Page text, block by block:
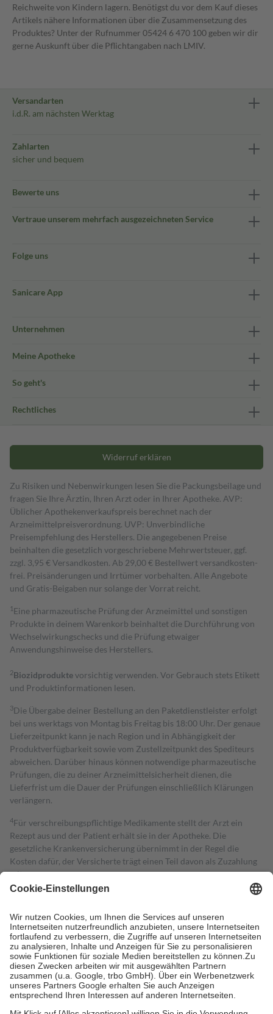
Reichweite von Kindern lagern. Benötigst du vor dem Kauf dieses
Artikels nähere Informationen über die Zusammensetzung des
Produktes? Unter der Rufnummer 05424 6 470 100 geben wir dir
gerne Auskunft über die Pflichtangaben nach LMIV.
Versandarten
i.d.R. am nächsten Werktag
Zahlarten
sicher und bequem
Bewerte uns
Vertraue unserem mehrfach ausgezeichneten Service
Folge uns
Sanicare App
Unternehmen
Meine Apotheke
So geht's
Rechtliches
Widerruf erklären
Zu Risiken und Nebenwirkungen lesen Sie die Packungsbeilage und
fragen Sie Ihre Ärztin, Ihren Arzt oder in Ihrer Apotheke. AVP:
Üblicher Apothekenverkaufspreis berechnet nach der
Arzneimittelpreisverordnung. UVP: Unverbindliche
Preisempfehlung des Herstellers. Die angegebenen Preise
beinhalten die gesetzlich vorgeschriebene Mehrwertsteuer, ggf.
zzgl. 3,95 € Versandkosten. Ab 29,00 € Bestell­wert versand­kosten­
frei. Preisänderungen und Irrtümer vorbehalten. Alle Angebote
und Gratis-Beigaben nur solange der Vorrat reicht.
1 Eine pharmazeutische Prüfung der Arzneimittel und sonstigen
Produkte in deinem Warenkorb beinhaltet die Durchführung von
Wechselwirkungschecks und die Prüfung etwaiger
Anwendungshinweise des Herstellers.
2Biozidproduktevorsichtig verwenden. Vor Gebrauch stets Etikett
und Produktinformationen lesen.
3Die Übergabe deiner Bestellung an den Paketdienstleister erfolgt
bei uns werktags von Montag bis Freitag bis 18:00 Uhr. Der genaue
Lieferzeitpunkt kann je nach Region und in Abhängigkeit der
Produktverfügbarkeit sowie vom Zustellzeitpunkt des Spediteurs
abweichen. Darüber hinaus können notwendige pharmazeutische
Prüfungen, die zu deiner Arzneimittelsicherheit dienen, die
Lieferfrist um die Dauer der Prüfungen einschließlich Klärungen
verlängern.
4Für verschreibungspflichtige Medikamente stellt der Arzt ein
Rezept aus und der Patient erhält sie in der Apotheke. Die
gesetzliche Krankenversicherung übernimmt in der Regel die
Kosten dafür, der Versicherte trägt einen Teil davon als Zuzahlung
mit.
Grundsätzlich leisten Mitglieder Zuzahlungen in Höhe von zehn
höchstens zehn Euro.
Es sind jedoch nie mehr als die tatsächlichen
Kosten der Leistung zu entrichten.
Diese Regeln gelten grundsätzlich auch für Online-Apotheken.
Bei Heilmitteln und häuslicher Krankenpflege beträgt die
Zuzahlung zehn Prozent der Kosten sowie zehn Euro je
Verordnung.
Um das Engagement der Versicherten für ihre eigene Gesundheit zu
stärken und die besondere Stellung der Familie zu unterstützen,